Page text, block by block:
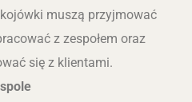
muszą przyjmować
z zespołem oraz
się z klientami.